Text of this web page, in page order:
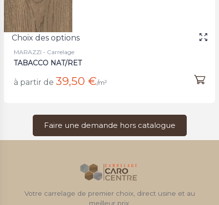
Choix des options
MARAZZI - Carrelage
TABACCO NAT/RET
à partir de 39,50 €/m²
Faire une demande hors catalogue
Votre carrelage de premier choix, direct usine et au
meilleur prix.